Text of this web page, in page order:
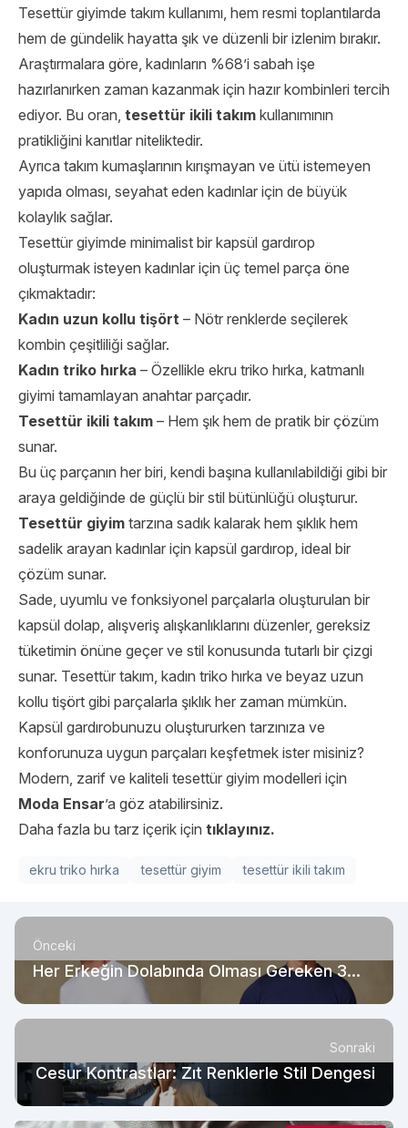
Tesettür giyimde takım kullanımı, hem resmi toplantılarda
hem de gündelik hayatta şık ve düzenli bir izlenim bırakır.
Araştırmalara göre, kadınların %68’i sabah işe
hazırlanırken zaman kazanmak için hazır kombinleri tercih
ediyor. Bu oran, tesettür ikili takım kullanımının
pratikliğini kanıtlar niteliktedir.
Ayrıca takım kumaşlarının kırışmayan ve ütü istemeyen
yapıda olması, seyahat eden kadınlar için de büyük
kolaylık sağlar.
Tesettür giyimde minimalist bir kapsül gardırop
oluşturmak isteyen kadınlar için üç temel parça öne
çıkmaktadır:
Kadın uzun kollu tişört – Nötr renklerde seçilerek
kombin çeşitliliği sağlar.
Kadın triko hırka – Özellikle ekru triko hırka, katmanlı
giyimi tamamlayan anahtar parçadır.
Tesettür ikili takım – Hem şık hem de pratik bir çözüm
sunar.
Bu üç parçanın her biri, kendi başına kullanılabildiği gibi bir
araya geldiğinde de güçlü bir stil bütünlüğü oluşturur.
Tesettür giyim tarzına sadık kalarak hem şıklık hem
sadelik arayan kadınlar için kapsül gardırop, ideal bir
çözüm sunar.
Sade, uyumlu ve fonksiyonel parçalarla oluşturulan bir
kapsül dolap, alışveriş alışkanlıklarını düzenler, gereksiz
tüketimin önüne geçer ve stil konusunda tutarlı bir çizgi
sunar. Tesettür takım, kadın triko hırka ve beyaz uzun
kollu tişört gibi parçalarla şıklık her zaman mümkün.
Kapsül gardırobunuzu oluştururken tarzınıza ve
konforunuza uygun parçaları keşfetmek ister misiniz?
Modern, zarif ve kaliteli tesettür giyim modelleri için
Moda Ensar’a göz atabilirsiniz.
Daha fazla bu tarz içerik için tıklayınız.
ekru triko hırka tesettür giyim tesettür ikili takım
Önceki
Her Erkeğin Dolabında Olması Gereken 3
Sonraki
Cesur Kontrastlar: Zıt Renklerle Stil Dengesi